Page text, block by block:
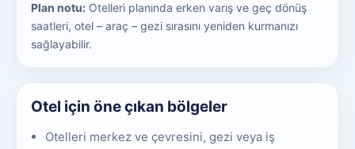
Plan notu: Otelleri planında erken varış ve geç dönüş
saatleri, otel – araç – gezi sırasını yeniden kurmanızı
sağlayabilir.
Otel için öne çıkan bölgeler
Otelleri merkez ve çevresini, gezi veya iş